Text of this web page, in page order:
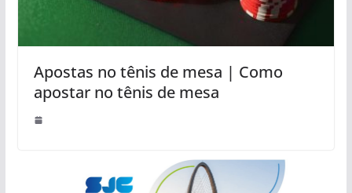
Apostas no tênis de mesa | Como
apostar no tênis de mesa